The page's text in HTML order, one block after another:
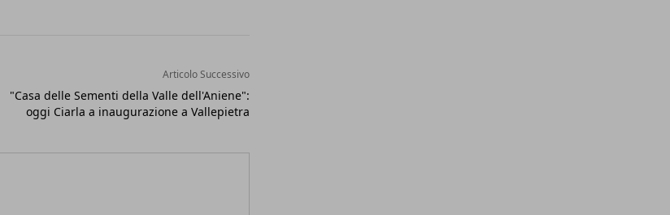
Articolo Successivo
"Casa delle Sementi della Valle dell'Aniene":
oggi Ciarla a inaugurazione a Vallepietra